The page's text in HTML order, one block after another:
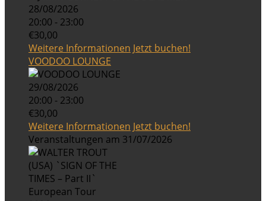
28/08/2026
20:00 - 23:00
€30,00
Weitere Informationen Jetzt buchen!
VOODOO LOUNGE
29/08/2026
20:00 - 23:00
€30,00
Weitere Informationen Jetzt buchen!
Veranstaltungen am 31/07/2026